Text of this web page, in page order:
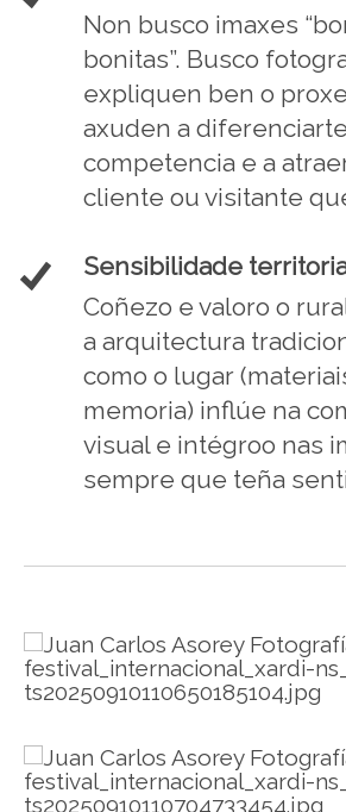
Non busco imaxes
bonitas”. Busco
expliquen ben o
axuden a
competencia e a
cliente ou visitante
Sensibilidade
Coñezo e valoro o
a arquitectura
como o lugar
memoria) inflúe na
visual e intégroo nas
sempre que teña